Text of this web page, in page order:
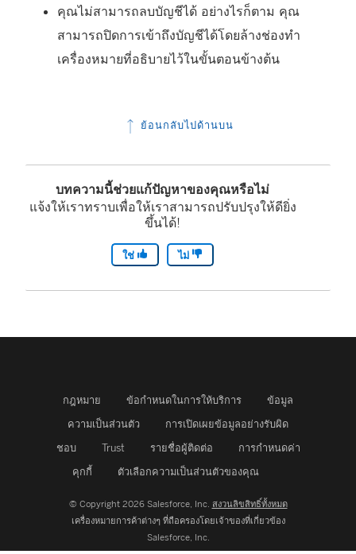
คุณไม่สามารถลบบัญชีได้ อย่างไรก็ตาม คุณ
สามารถปิดการเข้าถึงบัญชีได้โดยล้างช่องทำ
เครื่องหมายที่อธิบายไว้ในขั้นตอนข้างต้น
ย้อนกลับไปด้านบน
บทความนี้ช่วยแก้ปัญหาของคุณหรือไม่
แจ้งให้เราทราบเพื่อให้เราสามารถปรับปรุงให้ดียิ่ง
ขึ้นได้!
ใช่ ไม่
กฎหมาย ข้อกำหนดในการให้บริการ
ข้อมูล
ความเป็นส่วนตัว
การเปิดเผยข้อมูลอย่างรับผิด
ชอบ
Trust รายชื่อผู้ติดต่อ
การกำหนดค่า
คุกกี้
ตัวเลือกความเป็นส่วนตัวของคุณ
© Copyright 2026 Salesforce, Inc. สงวนลิขสิทธิ์ทั้งหมด
เครื่องหมายการค้าต่างๆ ที่ถือครองโดยเจ้าของที่เกี่ยวข้อง
Salesforce, Inc.